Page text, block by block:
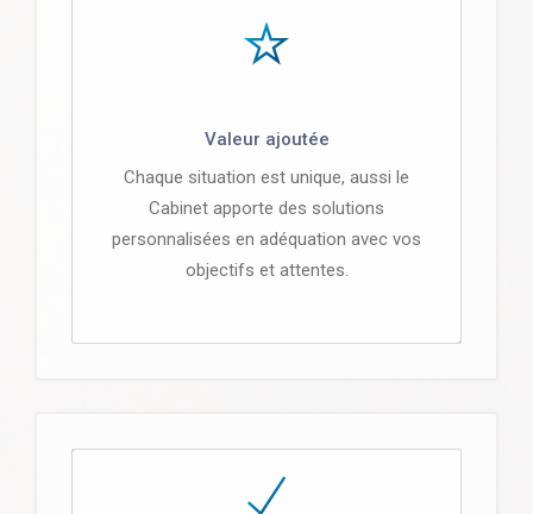
Valeur ajoutée
Chaque situation est unique, aussi le
Cabinet apporte des solutions
personnalisées en adéquation avec vos
objectifs et attentes.